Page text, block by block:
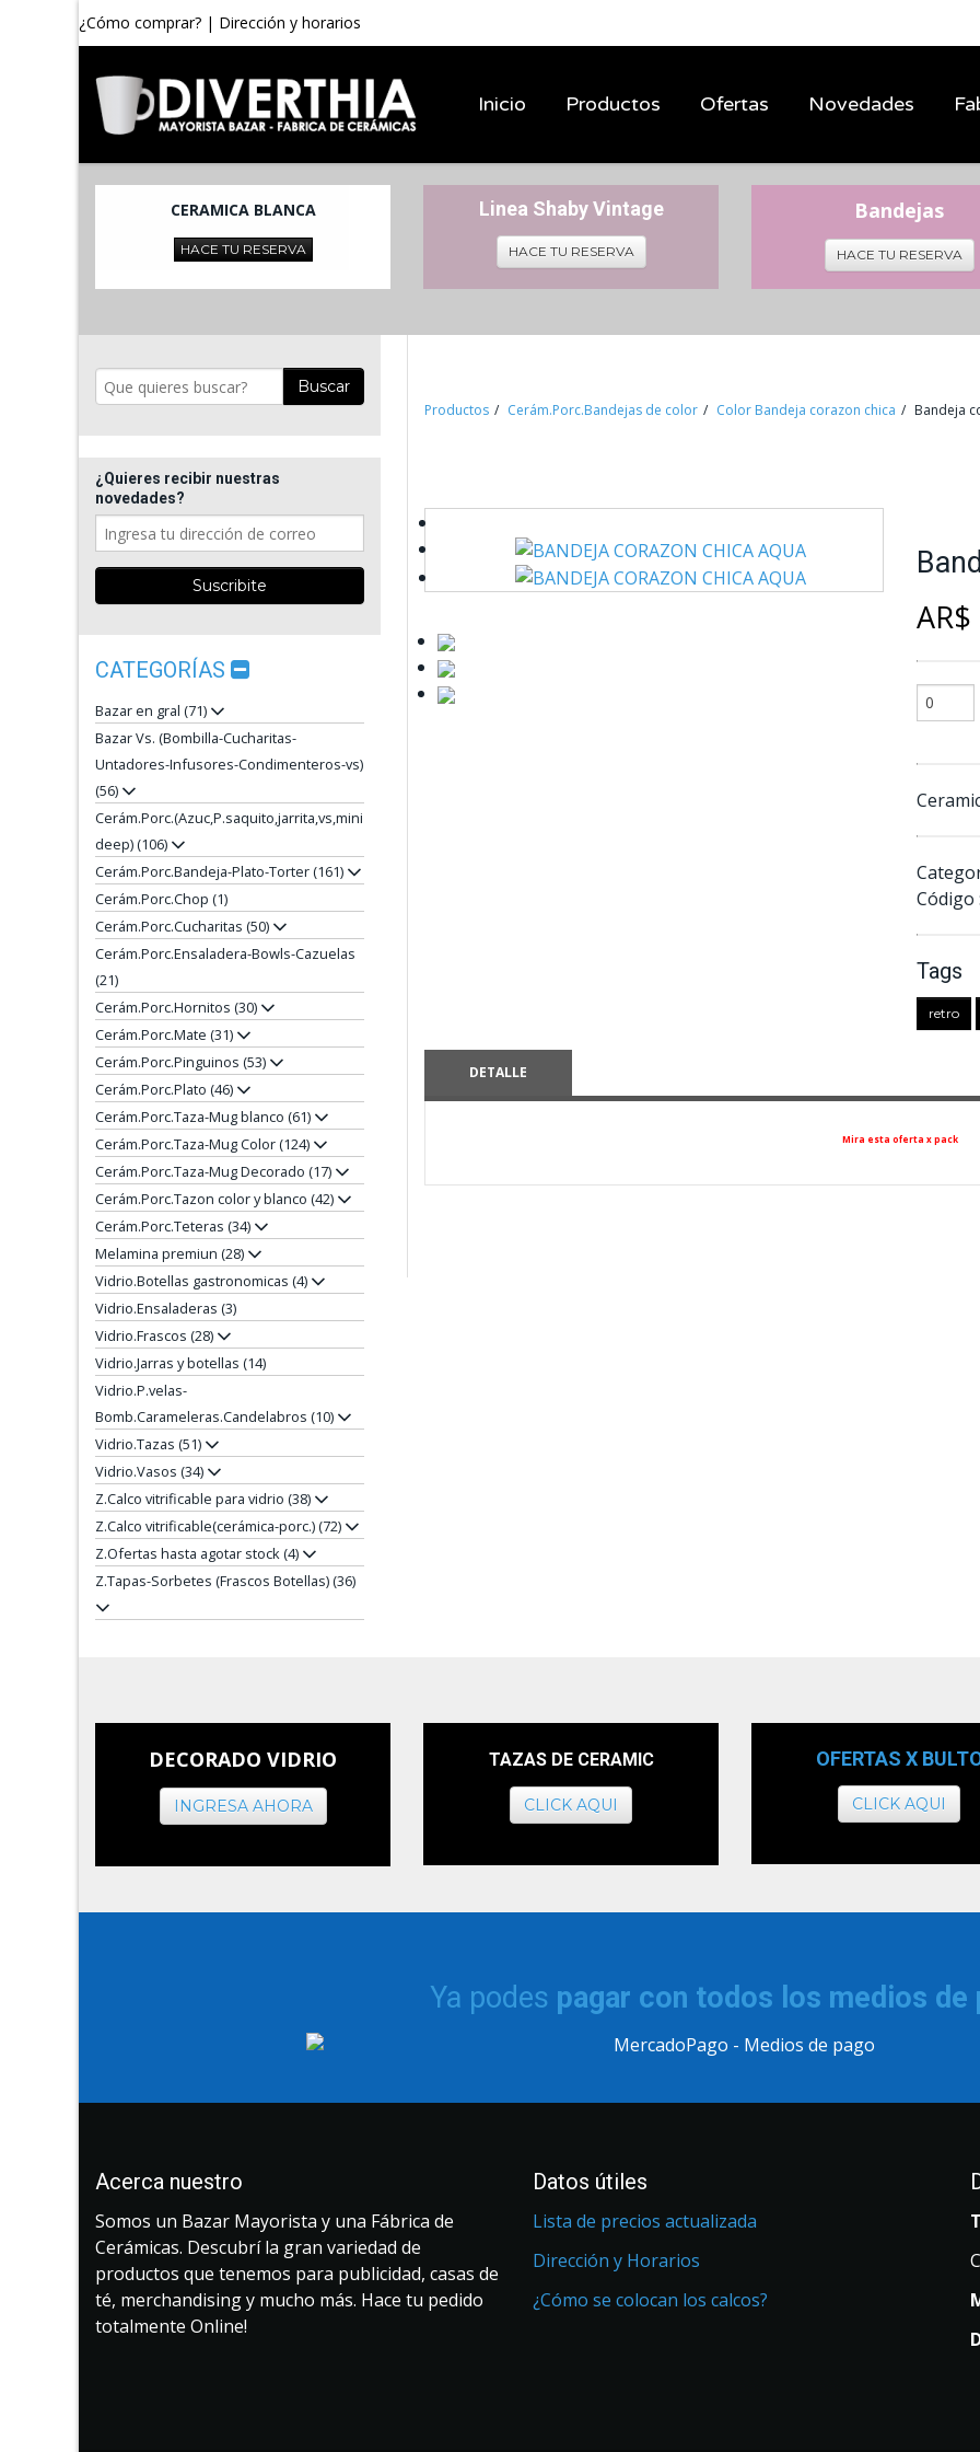
¿Cómo comprar? | Dirección y horarios
Inicio Productos Ofertas Novedades
CERAMICA BLANCA
HACE TU RESERVA
Linea Shaby Vintage
HACE TU RESERVA
Bandejas
HACE TU RESERVA
Buscar
¿Quieres recibir nuestras
novedades?
CATEGORÍAS
Bazar en gral (71)
Bazar Vs. (Bombilla-Cucharitas-
Untadores-Infusores-Condimenteros-vs)
(56)
Cerám.Porc.(Azuc,P.saquito,jarrita,vs,mini
deep) (106)
Cerám.Porc.Bandeja-Plato-Torter (161)
Cerám.Porc.Chop (1)
Cerám.Porc.Cucharitas (50)
Cerám.Porc.Ensaladera-Bowls-Cazuelas
(21)
Cerám.Porc.Hornitos (30)
Cerám.Porc.Mate (31)
Cerám.Porc.Pinguinos (53)
Cerám.Porc.Plato (46)
Cerám.Porc.Taza-Mug blanco (61)
Cerám.Porc.Taza-Mug Color (124)
Cerám.Porc.Taza-Mug Decorado (17)
Cerám.Porc.Tazon color y blanco (42)
Cerám.Porc.Teteras (34)
Melamina premiun (28)
Vidrio.Botellas gastronomicas (4)
Vidrio.Ensaladeras (3)
Vidrio.Frascos (28)
Vidrio.Jarras y botellas (14)
Vidrio.P.velas-
Bomb.Carameleras.Candelabros (10)
Vidrio.Tazas (51)
Vidrio.Vasos (34)
Z.Calco vitrificable para vidrio (38)
Z.Calco vitrificable(cerámica-porc.) (72)
Z.Ofertas hasta agotar stock (4)
Z.Tapas-Sorbetes (Frascos Botellas) (36)
Productos Cerám.Porc.Bandejas de color Color Bandeja corazon chica Bandeja
Código :
Tags
retro
DETALLE
Mira esta oferta x pack
DECORADO VIDRIO
INGRESA AHORA
TAZAS DE CERAMIC
CLICK AQUI
OFERTAS X
CLICK AQUI
Ya podes pagar con todos los medios de
Acerca nuestro
Somos un Bazar Mayorista y una Fábrica de
Cerámicas. Descubrí la gran variedad de
productos que tenemos para publicidad, casas de
té, merchandising y mucho más. Hace tu pedido
totalmente Online!
Datos útiles
Lista de precios actualizada
Dirección y Horarios
¿Cómo se colocan los calcos?